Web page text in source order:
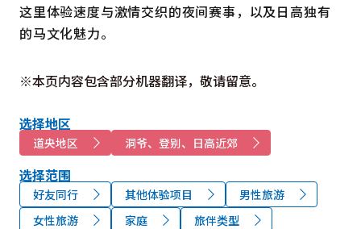
这里体验速度与激情交织的夜间赛事，以及日高独有
的马文化魅力。
※本页内容包含部分机器翻译，敬请留意。
选择地区
道央地区 洞爷、登别、日高近郊
选择范围
好友同行 其他体验项目
男性旅游
女性旅游
家庭
旅伴类型